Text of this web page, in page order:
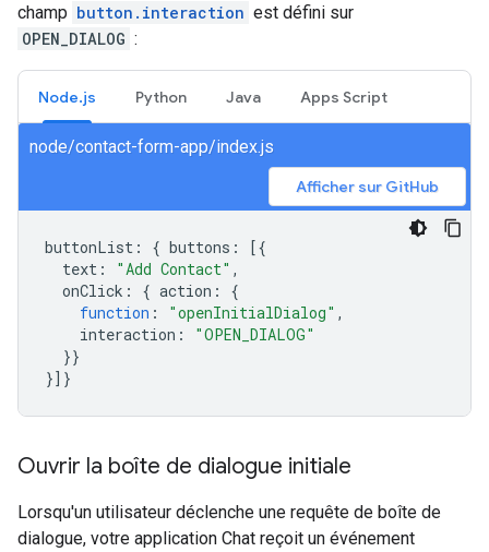
champ button.interaction est défini sur
OPEN_DIALOG :
Node.js Python Java Apps Script
node/contact-form-app/index.js
Afficher sur GitHub
buttonList : { buttons :
[{
text : "Add Contact" ,
onClick : { action :
{
function : "openInitialDialog" ,
interaction :
"OPEN_DIALOG"
}}
}]}
Ouvrir la boîte de dialogue initiale
Lorsqu'un utilisateur déclenche une requête de boîte de
dialogue, votre application Chat reçoit un événement